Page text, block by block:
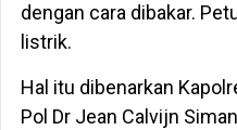
dengan cara dibakar.
listrik.
Hal itu dibenarkan
Pol Dr Jean Calvijn